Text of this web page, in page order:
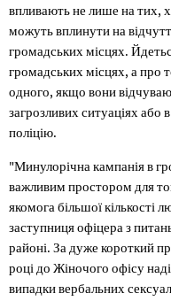
впливають не лише на тих,
можуть вплинути на
громадських місцях.
громадських місцях, а про
одного, якщо вони
загрозливих ситуаціях або
поліцію.
"Минулорічна кампанія в
важливим простором для
якомога більшої кількості
заступниця офіцера з
районі. За дуже короткий
році до Жіночого офісу
випадки вербальних